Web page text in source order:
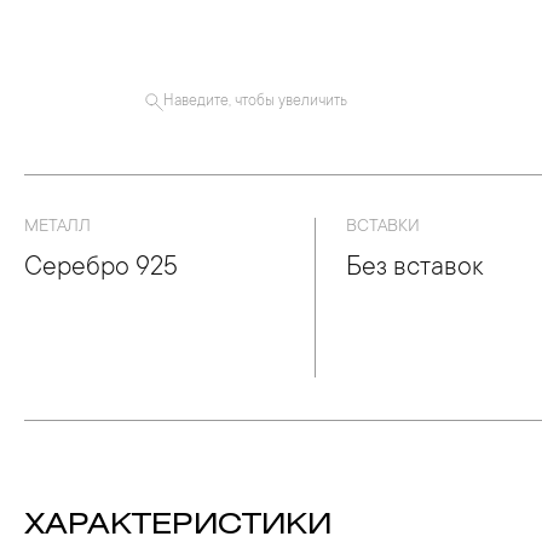
Наведите, чтобы увеличить
МЕТАЛЛ
Серебро 925
ВСТАВКИ
Без вставок
ХАРАКТЕРИСТИКИ